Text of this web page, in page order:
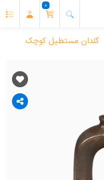
0
گلدان مستطیل کوچک